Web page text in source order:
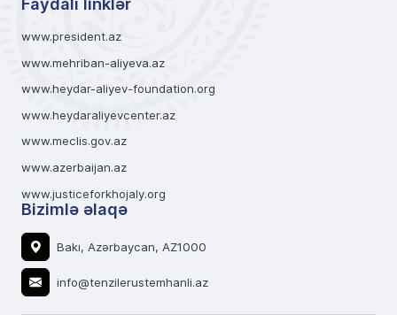
www.president.az
www.mehriban-aliyeva.az
www.heydar-aliyev-foundation.org
www.heydaraliyevcenter.az
www.meclis.gov.az
www.azerbaijan.az
www.justiceforkhojaly.org
Bizimlə əlaqə
Bakı, Azərbaycan, AZ1000
info@tenzilerustemhanli.az